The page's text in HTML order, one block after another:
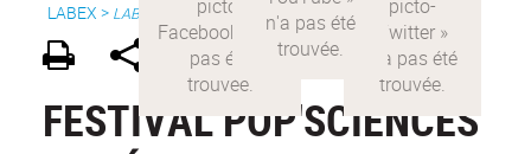
LABEX > LABEX COMOD
FESTIVAL POP'SCIENCES